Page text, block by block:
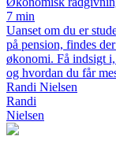
7 min
Uanset om du er
på pension, findes
økonomi. Få indsigt
og hvordan du får
Randi Nielsen
Randi
Nielsen